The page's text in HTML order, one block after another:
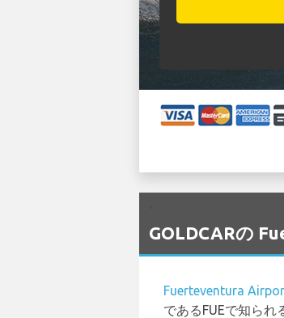
GOLDCARの
Fuerteventura
であるFUEで知ら